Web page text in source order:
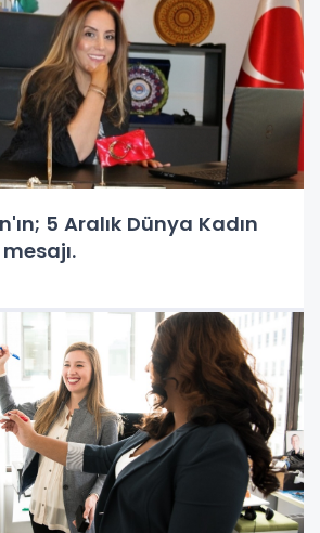
5 Aralık Dünya Kadın